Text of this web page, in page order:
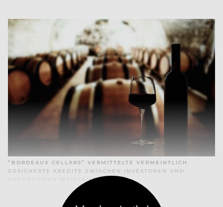
“BORDEAUX CELLARS” VERMITTELTE VERMEINTLICH
GESICHERTE KREDITE ZWISCHEN INVESTOREN UND
ANGEBLICHEN WEINSAMMLERN.